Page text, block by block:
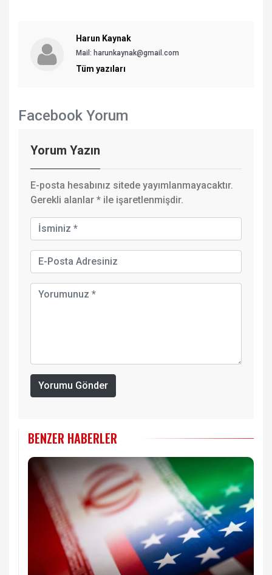
Harun Kaynak
Mail: harunkaynak@gmail.com
Tüm yazıları
Facebook Yorum
Yorum Yazın
E-posta hesabınız sitede yayımlanmayacaktır.
Gerekli alanlar * ile işaretlenmişdir.
Yorumu Gönder
BENZER HABERLER